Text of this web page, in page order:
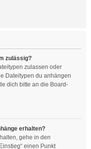
zulässig?
zulassen oder
Dateitypen du anhängen
dich bitte an die Board-
erhalten?
gehe in den
einen Punkt